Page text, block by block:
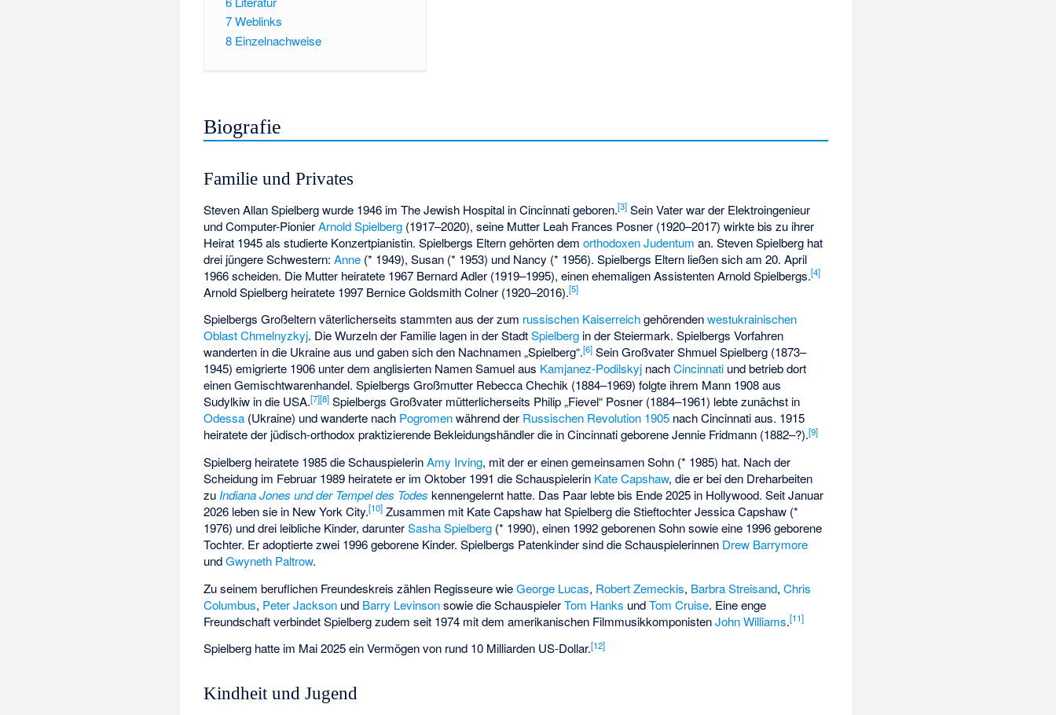
7Weblinks
8 Einzelnachweise
Biografie
Familie und Privates
Steven Allan Spielberg wurde 1946 im The Jewish Hospital in Cincinnati geboren.[3] Sein Vater war der Elektroingenieur
und Computer-PionierArnold Spielberg (1917–2020), seine Mutter Leah Frances Posner (1920–2017) wirkte bis zu ihrer
Heirat 1945 als studierte Konzertpianistin. Spielbergs Eltern gehörten demorthodoxen Judentum an. Steven Spielberg hat
drei jüngere Schwestern:Anne (* 1949), Susan (* 1953) und Nancy (* 1956). Spielbergs Eltern ließen sich am 20. April
1966 scheiden. Die Mutter heiratete 1967 Bernard Adler (1919–1995), einen ehemaligen Assistenten Arnold Spielbergs.[4]
Arnold Spielberg heiratete 1997 Bernice Goldsmith Colner (1920–2016).[5]
Spielbergs Großeltern väterlicherseits stammten aus der zum russischen Kaiserreichgehörendenwestukrainischen
Oblast Chmelnyzkyj. Die Wurzeln der Familie lagen in der StadtSpielberg in der Steiermark. Spielbergs Vorfahren
wanderten in die Ukraine aus und gaben sich den Nachnamen „Spielberg“.[6] Sein Großvater Shmuel Spielberg (1873–
1945) emigrierte 1906 unter dem anglisierten Namen Samuel aus Kamjanez-Podilskyj nachCincinnati und betrieb dort
einen Gemischtwarenhandel. Spielbergs Großmutter Rebecca Chechik (1884–1969) folgte ihrem Mann 1908 aus
Sudylkiw in die USA.[7][8] Spielbergs Großvater mütterlicherseits Philip „Fievel“ Posner (1884–1961) lebte zunächst in
Odessa (Ukraine) und wanderte nach Pogromenwährend der Russischen Revolution 1905 nach Cincinnati aus. 1915
heiratete der jüdisch-orthodox praktizierende Bekleidungshändler die in Cincinnati geborene Jennie Fridmann (1882–?).[9]
Spielberg heiratete 1985 die SchauspielerinAmy Irving, mit der er einen gemeinsamen Sohn (* 1985) hat. Nach der
Scheidung im Februar 1989 heiratete er im Oktober 1991 die Schauspielerin Kate Capshaw, die er bei den Dreharbeiten
zu Indiana Jones und der Tempel des Todes kennengelernt hatte. Das Paar lebte bis Ende 2025 in Hollywood. Seit Januar
2026 leben sie in New York City.[10] Zusammen mit Kate Capshaw hat Spielberg die StieftochterJessica Capshaw (*
1976) und drei leibliche Kinder, darunterSasha Spielberg (* 1990), einen 1992 geborenen Sohn sowie eine 1996 geborene
Tochter. Er adoptierte zwei 1996 geborene Kinder. Spielbergs Patenkinder sind die Schauspielerinnen Drew Barrymore
undGwyneth Paltrow.
Zu seinem beruflichen Freundeskreis zählen Regisseure wieGeorge Lucas, Robert Zemeckis, Barbra Streisand,Chris
Columbus, Peter Jackson und Barry Levinsonsowie die SchauspielerTom Hanks undTom Cruise. Eine enge
Freundschaft verbindet Spielberg zudem seit 1974 mit dem amerikanischen FilmmusikkomponistenJohn Williams.[11]
Spielberg hatte im Mai 2025 ein Vermögen von rund 10 Milliarden US-Dollar.[12]
Kindheit und Jugend